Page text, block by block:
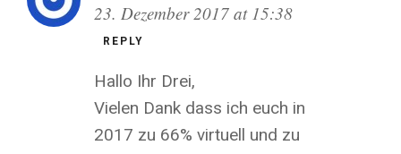
23. Dezember 2017 at 15:38
REPLY
Hallo Ihr Drei,
Vielen Dank dass ich euch in
2017 zu 66% virtuell und zu